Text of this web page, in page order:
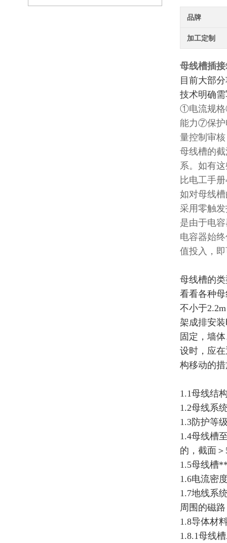
品牌
加工定制
母线槽插
目前大部
技术明确
①电流规格
能力⑦保护
量控制审
母线槽的
系。如有
比电工手
如对母线
采用零触
是由于电
电容器始
值投入，
母线槽的
看看各种
不小于
架成排安
固定，墙
设时，应
构移动的
1.1母线结
1.2母线系
1.3防护等
1.4母线槽
的，截面
1.5母线槽
1.6电流密
1.7地线系
周围的磁
1.8导体材
1.8.1母线